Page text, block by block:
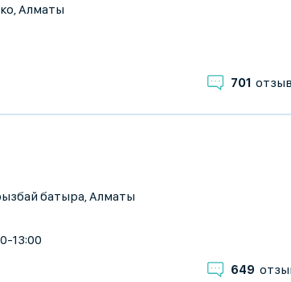
Алматы
701 отзыв
батыра, Алматы
13:00
649